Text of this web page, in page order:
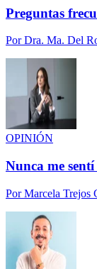
Preguntas
PorDra. Ma. Del
OPINIÓN
Nunca me sentí
PorMarcela Trejos